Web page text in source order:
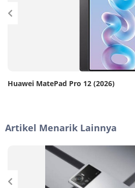
Huawei MatePad Pro 12 (2026)
Artikel Menarik Lainnya